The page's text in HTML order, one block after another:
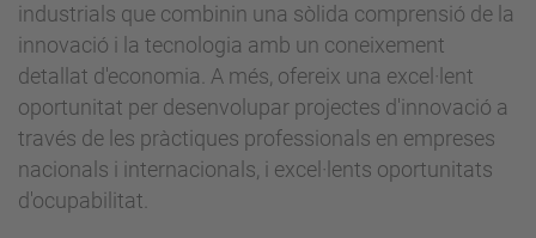
industrials que combinin una sòlida comprensió de la
innovació i la tecnologia amb un coneixement
detallat d'economia. A més, ofereix una excel·lent
oportunitat per desenvolupar projectes d'innovació a
través de les pràctiques professionals en empreses
nacionals i internacionals, i excel·lents oportunitats
d'ocupabilitat.